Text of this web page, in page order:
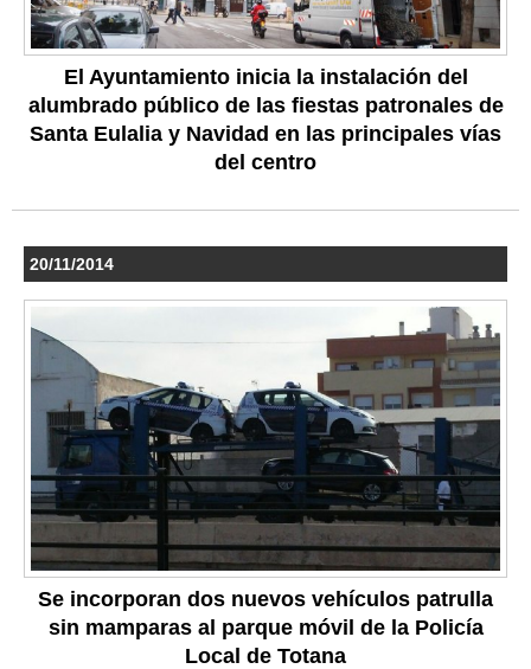
El Ayuntamiento inicia la instalación del
alumbrado público de las fiestas patronales de
Santa Eulalia y Navidad en las principales vías
del centro
20/11/2014
Se incorporan dos nuevos vehículos patrulla
sin mamparas al parque móvil de la Policía
Local de Totana